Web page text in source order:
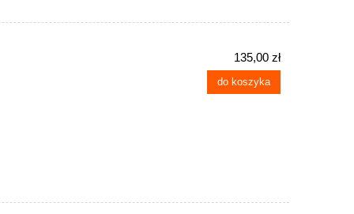
135,00 zł
do koszyka